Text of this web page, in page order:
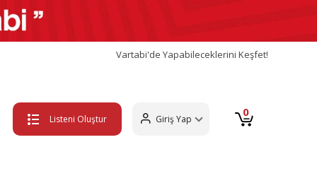
Vartabi'de Yapabileceklerini Keşfet!
Listeni Oluştur Giriş Yap 0